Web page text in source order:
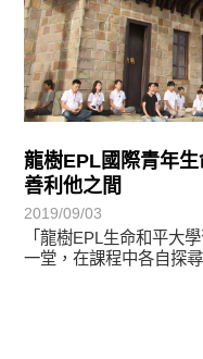
龍樹EPL國際青年
善利他之間
2019/09/03
「龍樹EPL生命和平大
一堂，在課程中各自探